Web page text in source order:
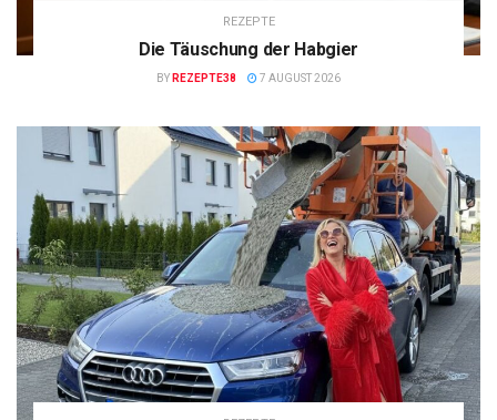
REZEPTE
Die Täuschung der Habgier
BY REZEPTE38 7 AUGUST 2026